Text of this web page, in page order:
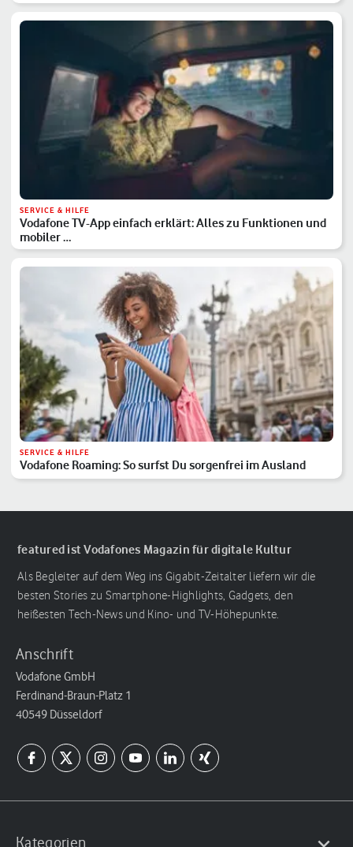
SERVICE & HILFE
Vodafone TV-App einfach erklärt: Alles zu Funktionen und
mobiler …
SERVICE & HILFE
Vodafone Roaming: So surfst Du sorgenfrei im Ausland
featured ist Vodafones Magazin für digitale Kultur
Als Begleiter auf dem Weg ins Gigabit-Zeitalter liefern wir die
besten Stories zu Smartphone-Highlights, Gadgets, den
heißesten Tech-News und Kino- und TV-Höhepunkte.
Anschrift
Vodafone GmbH
Ferdinand-Braun-Platz 1
40549 Düsseldorf
Kategorien